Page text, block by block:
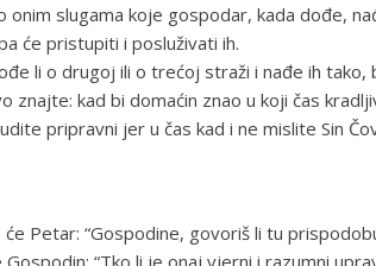
onim slugama koje gospodar, kada dođe,
će pristupiti i posluživati ih.
li o drugoj ili o trećoj straži i nađe ih tako,
znajte: kad bi domaćin znao u koji čas
pripravni jer u čas kad i ne mislite Sin
Petar: “Gospodine, govoriš li tu
Gospodin: “Tko li je onaj vjerni i razumni